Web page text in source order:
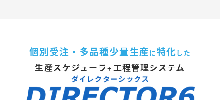
個別受注・多品種少量生産に特化した
生産スケジューラ ＋ 工程管理システム